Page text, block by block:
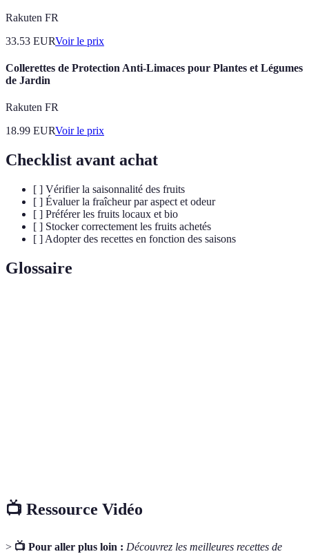
Rakuten FR
33.53 EURVoir le prix
Collerettes de Protection Anti-Limaces pour Plantes et Légumes
de Jardin
Rakuten FR
18.99 EURVoir le prix
Checklist avant achat
[ ] Vérifier la saisonnalité des fruits
[ ] Évaluer la fraîcheur par aspect et odeur
[ ] Préférer les fruits locaux et bio
[ ] Stocker correctement les fruits achetés
[ ] Adopter des recettes en fonction des saisons
Glossaire
📺 Ressource Vidéo
> 📺 Pour aller plus loin : Découvrez les meilleures recettes de